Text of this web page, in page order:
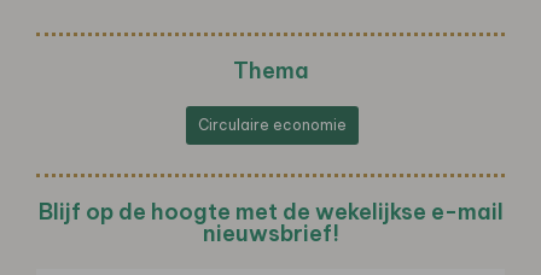
Thema
Circulaire economie
Blijf op de hoogte met de wekelijkse e-mail
nieuwsbrief!